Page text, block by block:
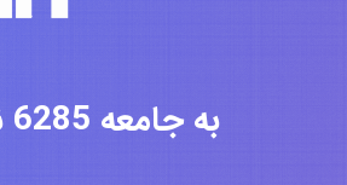
به جامعه 6285 نفری مهندسین سایت بپیوندید